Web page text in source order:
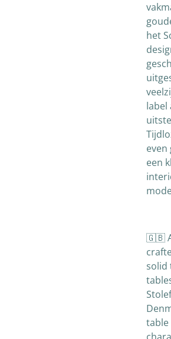
het
label
even
een
🇬🇧
solid
table